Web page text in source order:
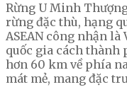
Rừng U Minh
rừng đặc thù, hạng
ASEAN công nhận là
quốc gia cách thành
hơn 60 km về phía
mát mẻ, mang đặc